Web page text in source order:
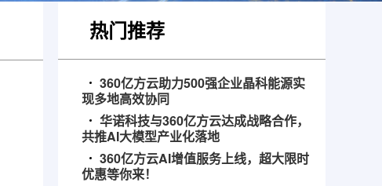
热门推荐
360亿方云助力500强企业晶科能源实
现多地高效协同
华诺科技与360亿方云达成战略合作，
共推AI大模型产业化落地
360亿方云AI增值服务上线，超大限时
优惠等你来！